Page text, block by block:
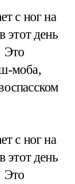
с ног на
этот день
Это
моба,
с ног на
этот день
Это